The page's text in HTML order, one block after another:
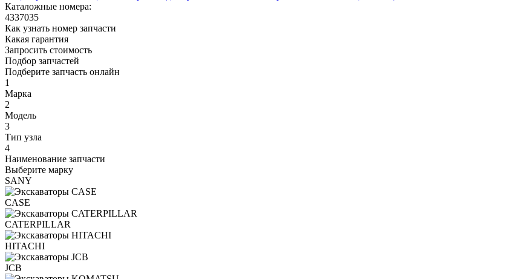
Каталожные номера:
4337035
Как узнать номер запчасти
Какая гарантия
Запросить стоимость
Подбор запчастей
Подберите запчасть онлайн
1
Марка
2
Модель
3
Тип узла
4
Наименование запчасти
Выберите марку
SANY
CASE
CATERPILLAR
HITACHI
JCB